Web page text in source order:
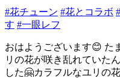
#花チューン #花とコラボ
す #一眼レフ
おはようございます😊 た
リの花が咲き乱れていた
した🤗カラフルなユリの